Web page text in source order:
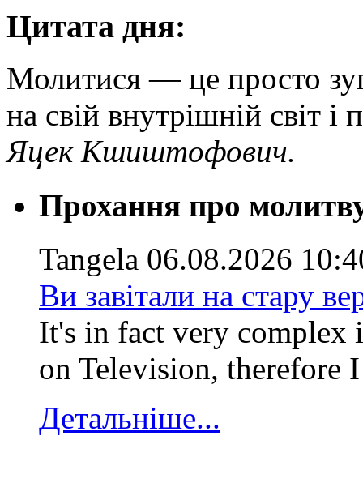
Цитата дня:
Молитися — це просто
на свій внутрішній світ
Яцек Кшиштофович.
Прохання про
Tangela 06.08.2026
Ви завітали на стару
It's in fact very complex
on Television, therefore
Детальніше...